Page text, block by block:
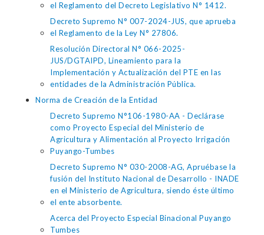
el Reglamento del Decreto Legislativo N° 1412.
Decreto Supremo N° 007-2024-JUS, que aprueba
el Reglamento de la Ley N° 27806.
Resolución Directoral N° 066-2025-
JUS/DGTAIPD, Lineamiento para la
Implementación y Actualización del PTE en las
entidades de la Administración Pública.
Norma de Creación de la Entidad
Decreto Supremo N°106-1980-AA - Declárase
como Proyecto Especial del Ministerio de
Agricultura y Alimentación al Proyecto Irrigación
Puyango-Tumbes
Decreto Supremo N° 030-2008-AG, Apruébase la
fusión del Instituto Nacional de Desarrollo - INADE
en el Ministerio de Agricultura, siendo éste último
el ente absorbente.
Acerca del Proyecto Especial Binacional Puyango
Tumbes